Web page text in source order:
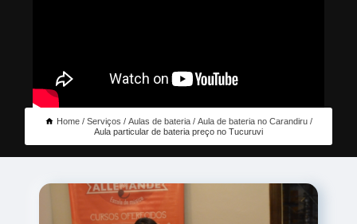
Home Serviços Aulas de bateria
Aula de bateria no Carandiru
Aula particular de bateria preço no Tucuruvi